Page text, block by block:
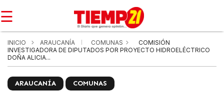
☰
INICIO ARAUCANÍA COMUNAS
COMISIÓN
INVESTIGADORA DE DIPUTADOS POR PROYECTO HIDROELÉCTRICO
DOÑA ALICIA...
ARAUCANÍA COMUNAS